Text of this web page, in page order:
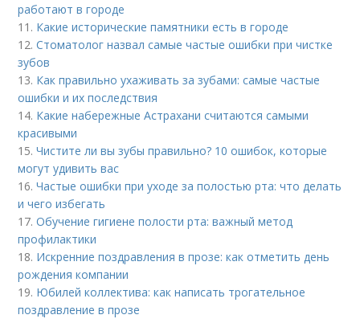
работают в городе
11. Какие исторические памятники есть в городе
12.Стоматолог назвал самые частые ошибки при чистке
зубов
13. Как правильно ухаживать за зубами: самые частые
ошибки и их последствия
14. Какие набережные Астрахани считаются самыми
красивыми
15.Чистите ли вы зубы правильно? 10 ошибок, которые
могут удивить вас
16.Частые ошибки при уходе за полостью рта: что делать
и чего избегать
17.Обучение гигиене полости рта: важный метод
профилактики
18. Искренние поздравления в прозе: как отметить день
рождения компании
19. Юбилей коллектива: как написать трогательное
поздравление в прозе